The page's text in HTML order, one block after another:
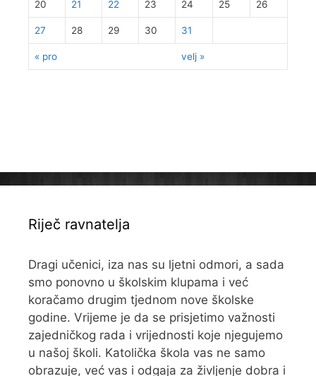
« pro velj »
20 21 22 23 24 25 26
27 28 29 30 31
Riječ ravnatelja
Dragi učenici, iza nas su ljetni odmori, a sada
smo ponovno u školskim klupama i već
koračamo drugim tjednom nove školske
godine. Vrijeme je da se prisjetimo važnosti
zajedničkog rada i vrijednosti koje njegujemo
u našoj školi. Katolička škola vas ne samo
obrazuje, već vas i odgaja za življenje dobra i